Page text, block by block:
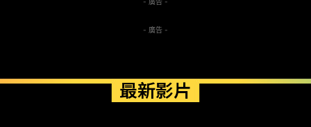
- 廣告 -
最新影片